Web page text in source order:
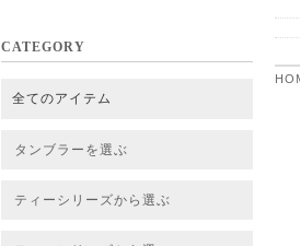
CATEGORY
全てのアイテム
タンブラーを選ぶ
ティーシリーズから選ぶ